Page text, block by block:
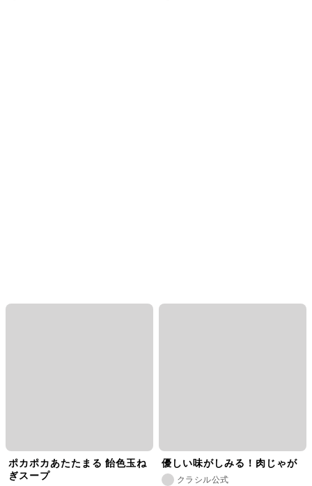
ポカポカあたたまる 飴色玉ね
ぎスープ
優しい味がしみる！肉じゃが
クラシル公式